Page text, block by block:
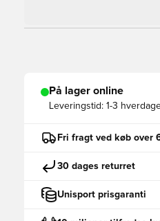
På lager online
Leveringstid: 1-3
Fri fragt ved køb over
30 dages returret
Unisport prisgaranti